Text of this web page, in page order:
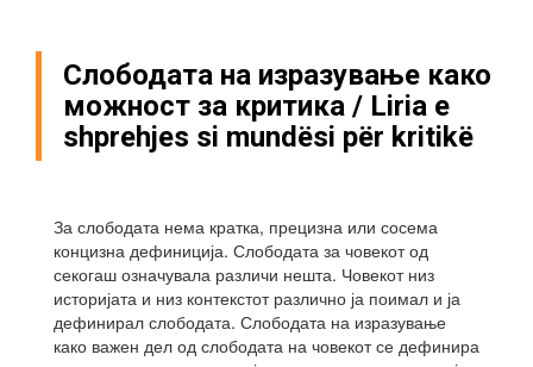
Слободата на изразување како
можност за критика / Liria e
shprehjes si mundësi për kritikë
За слободата нема кратка, прецизна или сосема
концизна дефиниција. Слободата за човекот од
секогаш означувала различи нешта. Човекот низ
историјата и низ контекстот различно ја поимал и ја
дефинирал слободата. Слободата на изразување
како важен дел од слободата на човекот се дефинира